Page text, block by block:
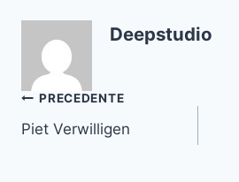
Deepstudio
Navigazione
articoli
PRECEDENTE
Piet Verwilligen